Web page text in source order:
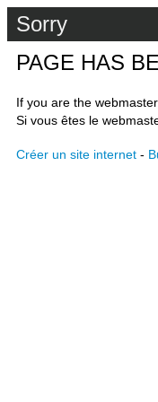
Sorry
PAGE HAS
If you are the
Si vous êtes le
Créer un site internet -